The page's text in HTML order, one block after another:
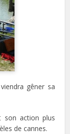
gêner sa
son action plus
de cannes.